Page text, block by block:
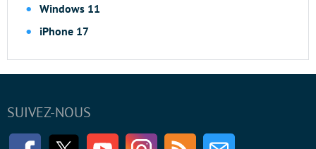
Windows 11
iPhone 17
SUIVEZ-NOUS
FacebookTwitter Youtube InstagramRSS Newsletter